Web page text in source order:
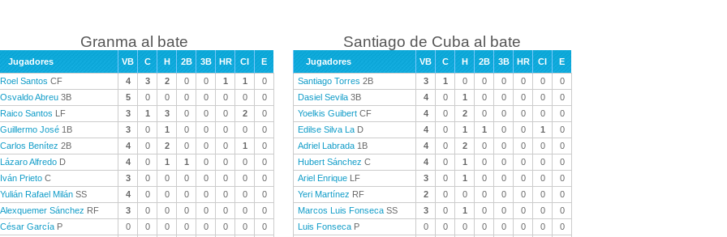
Granma al bate
Jugadores VB C H 2B 3B HR CI
E
Roel Santos CF 4 3 2 0 0 1 1
0
Osvaldo Abreu 3B 5 0 0 0 0 0 0
0
Raico Santos LF 3 1 3 0 0 0 2
0
Guillermo José 1B 3 0 1 0 0 0 0
0
Carlos Benítez 2B 4 0 2 0 0 0 1
0
Lázaro Alfredo D 4 0 1 1 0 0 0
0
Iván Prieto C 3 0 0 0 0 0 0
0
Yulián Rafael Milán SS 4 0 0 0 0 0 0
0
Alexquemer Sánchez RF 3 0 0 0 0 0 0
0
César García P 0 0 0 0 0 0 0
0
Santiago de Cuba al bate
Jugadores VB C H 2B 3B HR CI
E
Santiago Torres 2B 3 1 0 0 0 0 0
0
Dasiel Sevila 3B 4 0 1 0 0 0 0
0
Yoelkis Guibert CF 4 0 2 0 0 0 0
0
Edilse Silva La D 4 0 1 1 0 0 1
0
Adriel Labrada 1B 4 0 2 0 0 0 0
0
Hubert Sánchez C 4 0 1 0 0 0 0
0
Ariel Enrique LF 3 0 1 0 0 0 0
0
Yeri Martínez RF 2 0 0 0 0 0 0
0
Marcos Luis Fonseca SS 3 0 1 0 0 0 0
0
Luis Fonseca P 0 0 0 0 0 0 0
0